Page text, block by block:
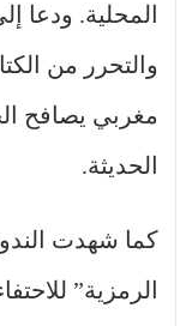
المحلية. ودعا
والتحرر من
مغربي يصافح
الحديثة.
كما شهدت
الرمزية”